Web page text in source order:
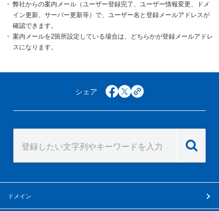
弊社からの案内メール（ユーザー登録完了、ユーザー情報変更、ドメ
イン更新、サーバー更新等）で、ユーザー名と登録メールアドレスが
確認できます。
案内メールを2箇所設定している場合は、どちらかが登録メールアドレ
スになります。
シェア facebook
x copy
ドメイン